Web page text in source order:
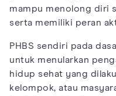
mampu menolong diri
serta memiliki peran
PHBS sendiri pada
untuk menularkan
hidup sehat yang
kelompok, atau